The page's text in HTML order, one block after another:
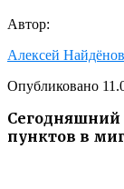
Автор:
Алексей Найдёнов
Опубликовано
Сегодняшний
пунктов в